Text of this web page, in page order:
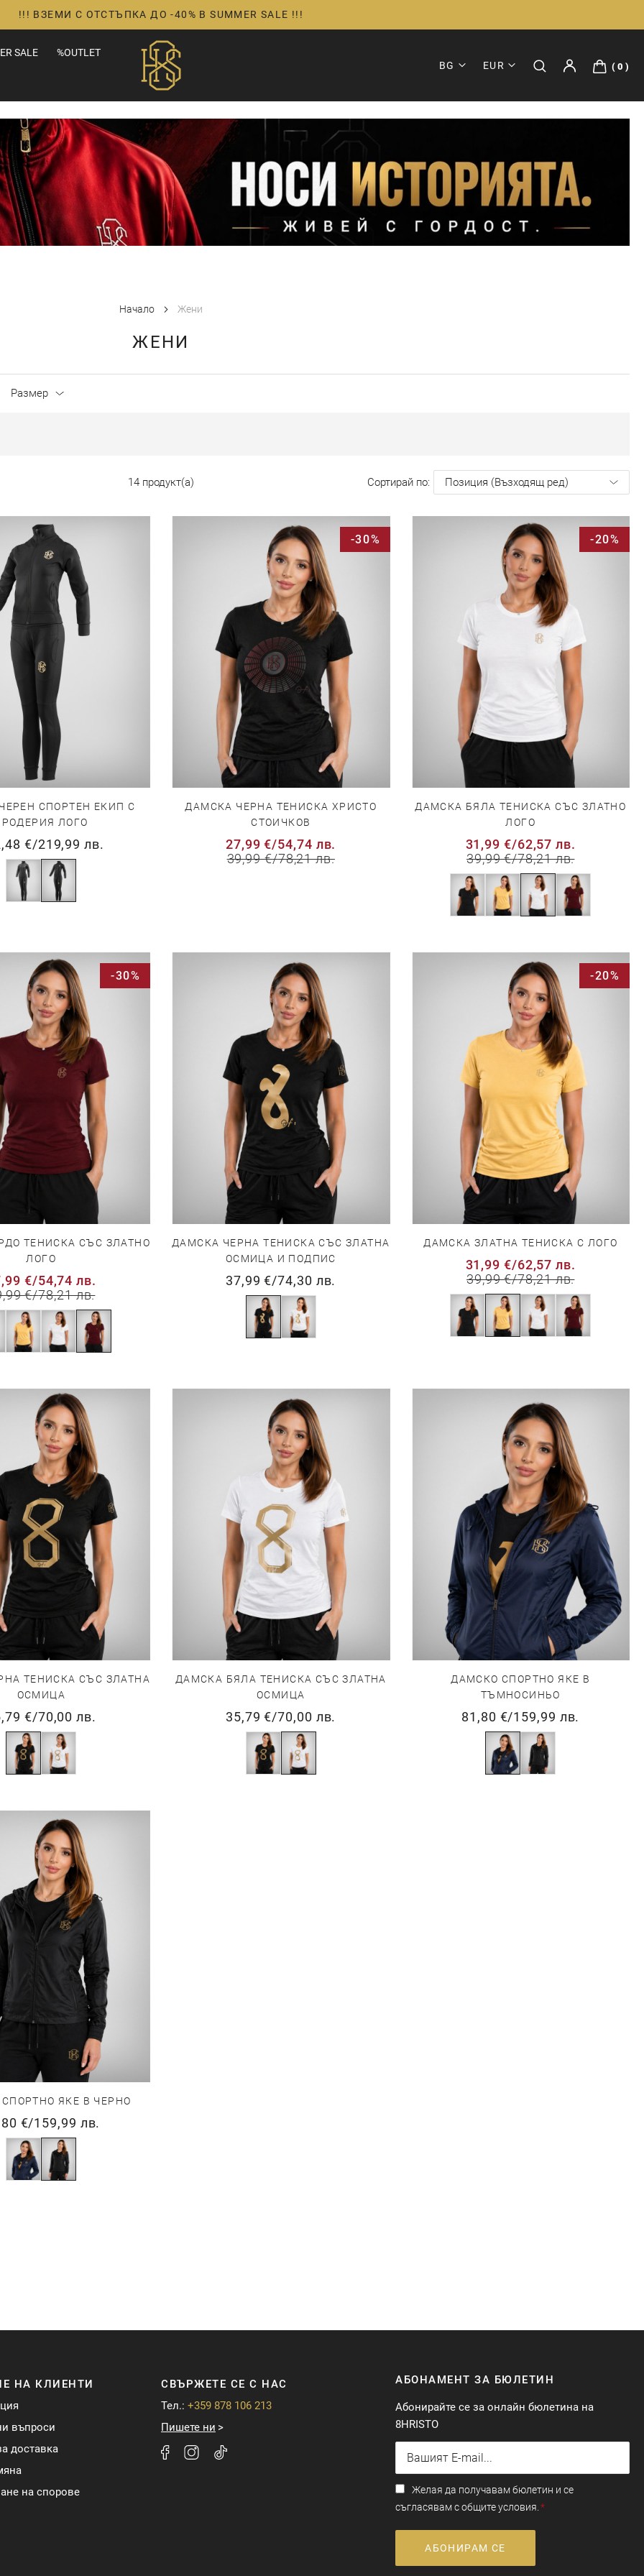
!!! ВЗЕМИ С ОТСТЪПКА ДО -40% В SUMMER SALE !!!
SALE
%OUTLET
BG
EUR 0
Начало Жени
ЖЕНИ
Размер
14 продукт(а) Сортирай по
СПОРТЕН ЕКИП С
ЛОГО
€/219,99 лв.
-30%
ДАМСКА ЧЕРНА ТЕНИСКА ХРИСТО
СТОИЧКОВ
27,99 €/54,74 лв.
39,99 €/78,21 лв.
-20%
ДАМСКА БЯЛА ТЕНИСКА СЪС ЗЛАТНО
ЛОГО
31,99 €/62,57 лв.
39,99 €/78,21 лв.
-30%
ТЕНИСКА СЪС ЗЛАТНО
ЛОГО
€/54,74 лв.
€/78,21 лв.
ДАМСКА ЧЕРНА ТЕНИСКА СЪС ЗЛАТНА
ОСМИЦА И ПОДПИС
37,99 €/74,30 лв.
-20%
ДАМСКА ЗЛАТНА ТЕНИСКА С ЛОГО
31,99 €/62,57 лв.
39,99 €/78,21 лв.
ТЕНИСКА СЪС ЗЛАТНА
ОСМИЦА
€/70,00 лв.
ДАМСКА БЯЛА ТЕНИСКА СЪС ЗЛАТНА
ОСМИЦА
35,79 €/70,00 лв.
ДАМСКО СПОРТНО ЯКЕ В
ТЪМНОСИНЬО
81,80 €/159,99 лв.
ЯКЕ В ЧЕРНО
€/159,99 лв.
НА КЛИЕНТИ
въпроси
доставка
на спорове
СВЪРЖЕТЕ СЕ С НАС
Тел.: +359 878 106 213
Пишете ни
АБОНАМЕНТ ЗА БЮЛЕТИН
Абонирайте се за онлайн бюлетина на
8HRISTO
Желая да получавам бюлетин и се
съгласявам с общите условия.
АБОНИРАМ СЕ